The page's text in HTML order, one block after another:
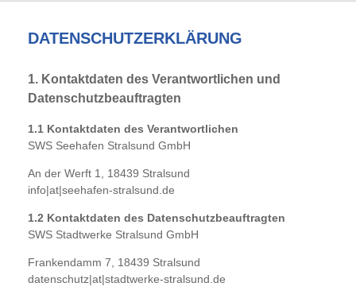
DATENSCHUTZERKLÄRUNG
1. Kontaktdaten des Verantwortlichen und
Datenschutzbeauftragten
1.1 Kontaktdaten des Verantwortlichen
SWS Seehafen Stralsund GmbH
An der Werft 1, 18439 Stralsund
info|at|seehafen-stralsund.de
1.2 Kontaktdaten des Datenschutzbeauftragten
SWS Stadtwerke Stralsund GmbH
Frankendamm 7, 18439 Stralsund
datenschutz|at|stadtwerke-stralsund.de